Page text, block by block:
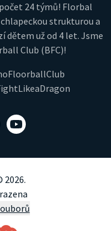
24 týmů! Florbal
strukturou a
už od 4 let. Jsme
Club (BFC)!
YouTube
2026.